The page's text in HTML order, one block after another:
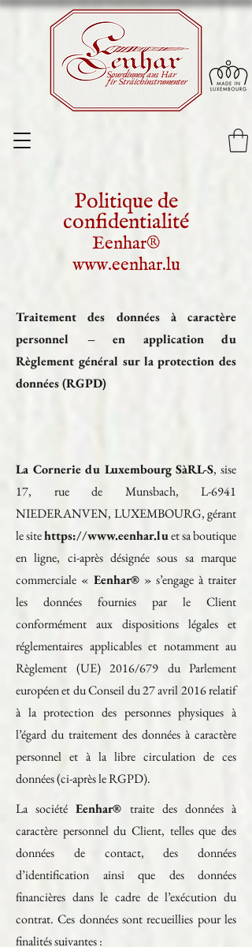
fir Sträichinstrumenter
Sourdinnen aus Har
Politique de
confidentialité
Eenhar®
www.eenhar.lu
Traitement des données à caractère
personnel – en application du
Règlement général sur la protection des
données (RGPD)
La Cornerie du Luxembourg SàRL-S, sise
17, rue de Munsbach, L-6941
NIEDERANVEN, LUXEMBOURG, gérant
le sitehttps://www.eenhar.luet sa boutique
en ligne, ci-après désignée sous sa marque
commerciale « Eenhar®» s’engage à traiter
les données fournies par le Client
conformément aux dispositions légales et
réglementaires applicables et notamment au
Règlement (UE) 2016/679 du Parlement
européen et du Conseil du 27 avril 2016 relatif
à la protection des personnes physiques à
l’égard du traitement des données à caractère
personnel et à la libre circulation de ces
données (ci-après le RGPD).
La sociétéEenhar® traite des données à
caractère personnel du Client, telles que des
données de contact, des données
d’identification ainsi que des données
financières dans le cadre de l’exécution du
contrat. Ces données sont recueillies pour les
finalités suivantes :